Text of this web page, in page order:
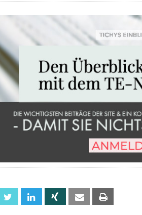
Twitter Linkedin Xing Email